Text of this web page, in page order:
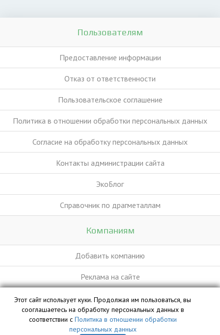
Пользователям
Предоставление информации
Отказ от ответственности
Пользовательское соглашение
Политика в отношении обработки персональных данных
Согласие на обработку персональных данных
Контакты администрации сайта
ЭкоБлог
Справочник по драгметаллам
Компаниям
Добавить компанию
Реклама на сайте
База данных сайта vyvoz.org является интеллектуальной
собственностью ООО «Профит» и охраняется законом.
Этот сайт использует куки. Продолжая им пользоваться, вы
сооглашаетесь на обработку персональных данных в
соответствии с Политика в отношении обработки
персональных данных